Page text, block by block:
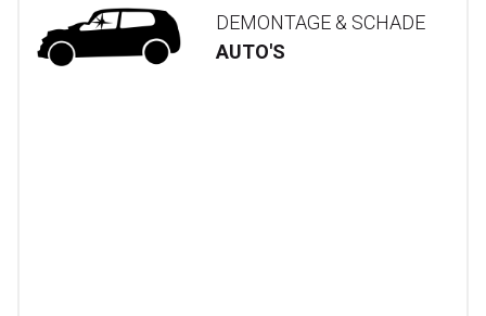
DEMONTAGE & SCHADE
AUTO'S